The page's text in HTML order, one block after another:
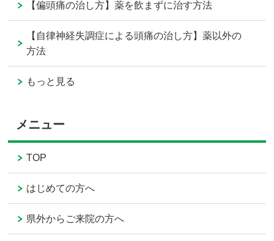
【偏頭痛の治し方】薬を飲まずに治す方法
【自律神経失調症による頭痛の治し方】薬以外の
方法
もっと見る
メニュー
TOP
はじめての方へ
県外からご来院の方へ